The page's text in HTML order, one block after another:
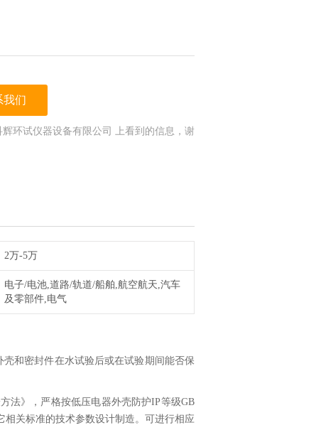
我们
辉环试仪器设备有限公司 上看到的信息，谢
2万-5万
电子/电池,道路/轨道/船舶,航空航天,汽车
及零部件,电气
和密封件在水试验后或在试验期间能否保
法》，严格按低压电器外壳防护IP等级GB
相关标准的技术参数设计制造。可进行相应